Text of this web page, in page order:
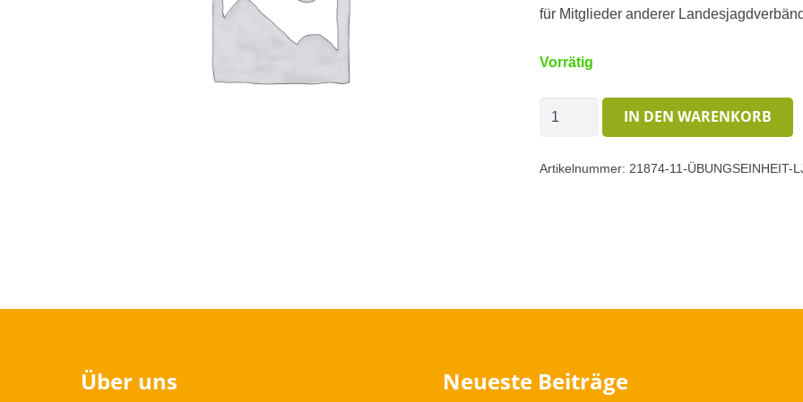
für Mitglieder anderer
Vorrätig
Übungseinheit
Saugatter
IN DEN WARENKORB
Artikelnummer:21874-11-ÜBUNGSEINHEIT-
Über uns Neueste Beiträge